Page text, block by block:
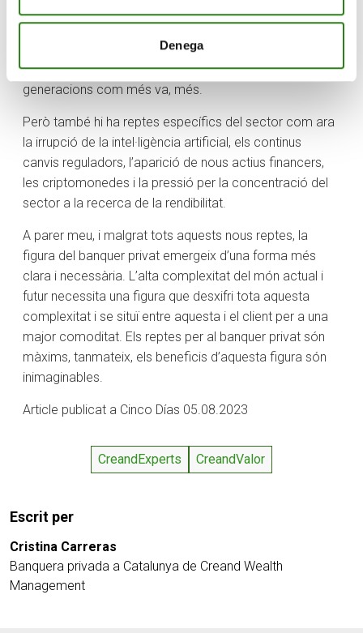
Denega
energètica i la sostenibilitat, que tenen una repercussió
en la professió per la integració dels nous criteris
d’inversió sostenible, tal com demanen les noves
generacions com més va, més.
Però també hi ha reptes específics del sector com ara
la irrupció de la intel·ligència artificial, els continus
canvis reguladors, l’aparició de nous actius financers,
les criptomonedes i la pressió per la concentració del
sector a la recerca de la rendibilitat.
A parer meu, i malgrat tots aquests nous reptes, la
figura del banquer privat emergeix d’una forma més
clara i necessària. L’alta complexitat del món actual i
futur necessita una figura que desxifri tota aquesta
complexitat i se situï entre aquesta i el client per a una
major comoditat. Els reptes per al banquer privat són
màxims, tanmateix, els beneficis d’aquesta figura són
inimaginables.
Article publicat a Cinco Días 05.08.2023
CreandExperts CreandValor
Escrit per
Cristina Carreras
Banquera privada a Catalunya de Creand Wealth
Management